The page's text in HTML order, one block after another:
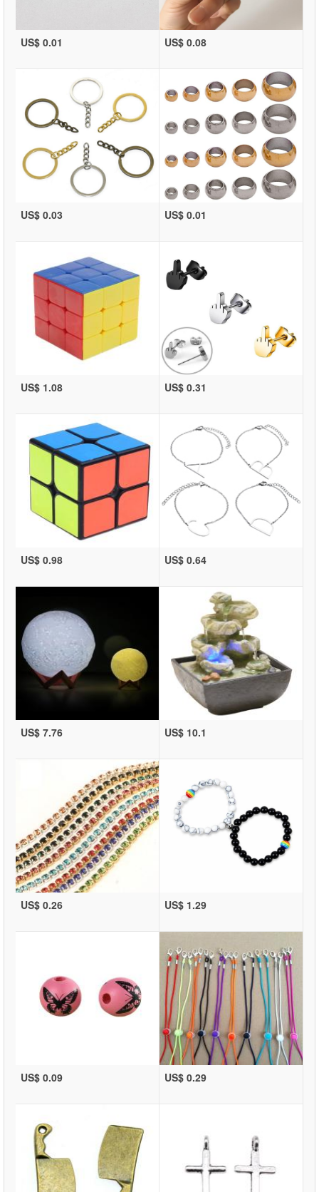
US$ 0.01 US$ 0.08
US$ 0.03 US$ 0.01
US$ 1.08 US$ 0.31
US$ 0.98 US$ 0.64
US$ 7.76 US$ 10.1
US$ 0.26 US$ 1.29
US$ 0.09 US$ 0.29